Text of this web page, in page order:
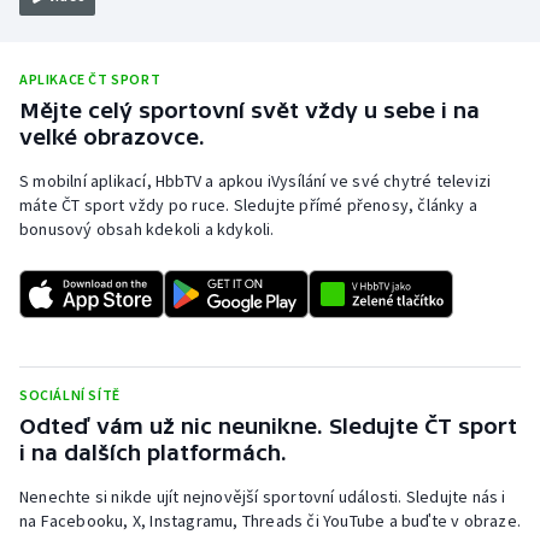
Plavání
Ragby
Rychlobruslení
Rychlostní kanoistika
Short track
Stolní tenis
Veslování
APLIKACE ČT SPORT
Mějte celý sportovní svět vždy u sebe i na
velké obrazovce.
S mobilní aplikací, HbbTV a apkou iVysílání ve své chytré televizi
máte ČT sport vždy po ruce. Sledujte přímé přenosy, články a
bonusový obsah kdekoli a kdykoli.
SOCIÁLNÍ SÍTĚ
Odteď vám už nic neunikne. Sledujte ČT sport
i na dalších platformách.
Nenechte si nikde ujít nejnovější sportovní události. Sledujte nás i
na Facebooku, X, Instagramu, Threads či YouTube a buďte v obraze.